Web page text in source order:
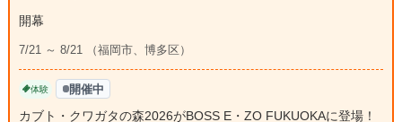
開幕
7/21 ～ 8/21 （福岡市、博多区）
体験 開催中
カブト・クワガタの森2026がBOSS E・ZO FUKUOKAに登場！